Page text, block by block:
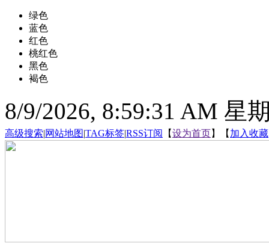
绿色
蓝色
红色
桃红色
黑色
褐色
8/9/2026, 8:59:32 AM 星
高级搜索|网站地图|TAG标签|RSS订阅 【设为首页】【 加入收藏